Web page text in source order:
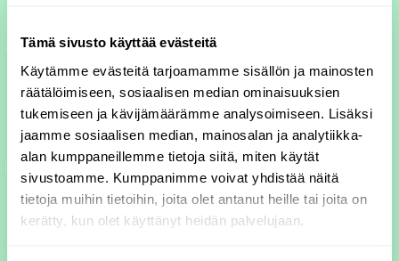
Tämä sivusto käyttää evästeitä
Käytämme evästeitä tarjoamamme sisällön ja mainosten
räätälöimiseen, sosiaalisen median ominaisuuksien
tukemiseen ja kävijämäärämme analysoimiseen. Lisäksi
jaamme sosiaalisen median, mainosalan ja analytiikka-
alan kumppaneillemme tietoja siitä, miten käytät
sivustoamme. Kumppanimme voivat yhdistää näitä
tietoja muihin tietoihin, joita olet antanut heille tai joita on
kerätty, kun olet käyttänyt heidän palvelujaan.